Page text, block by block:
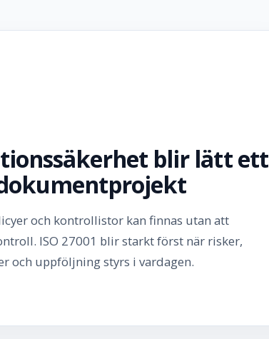
blir lätt ett
och kontrollistor kan finnas utan att
ISO 27001 blir starkt först när risker,
och uppföljning styrs i vardagen.